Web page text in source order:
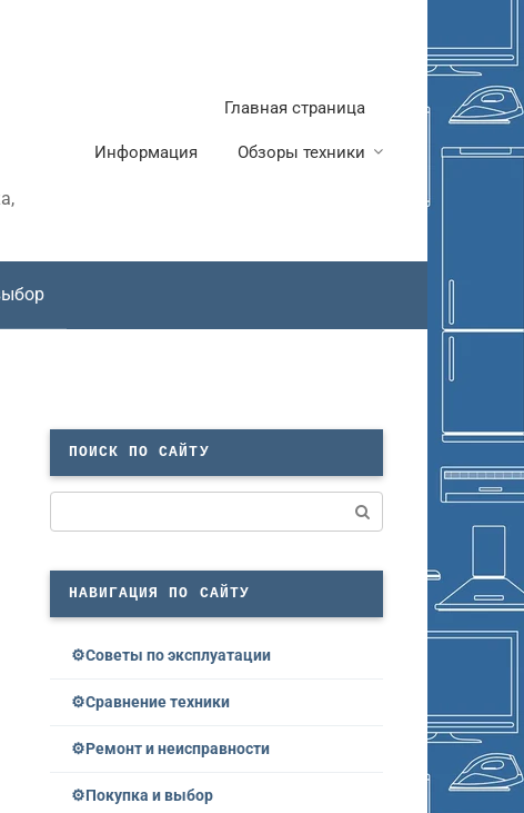
Главная страница
Информация Обзоры техники
ПОИСК ПО САЙТУ
НАВИГАЦИЯ ПО САЙТУ
Советы по эксплуатации
Сравнение техники
Ремонт и неисправности
Покупка и выбор